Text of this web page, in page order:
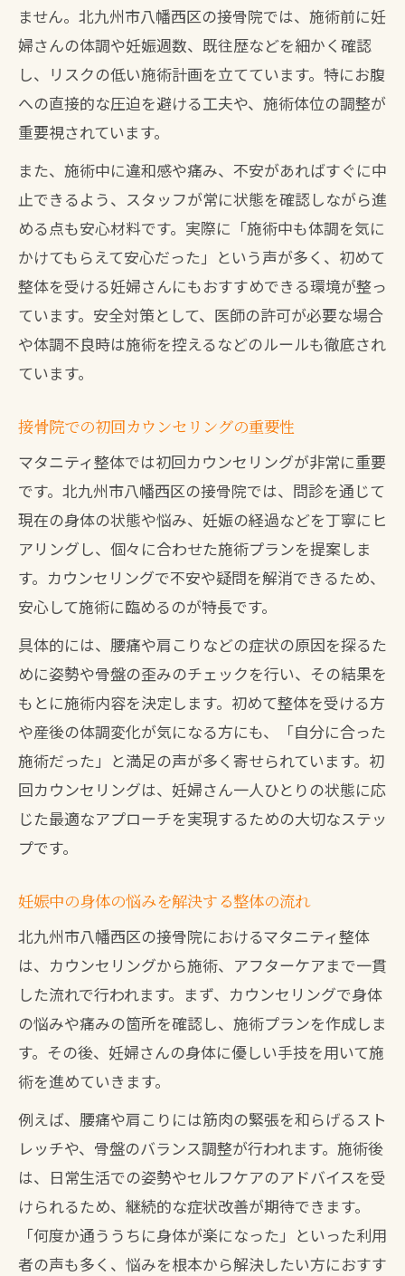
ません。北九州市八幡西区の接骨院では、施術前に妊
婦さんの体調や妊娠週数、既往歴などを細かく確認
し、リスクの低い施術計画を立てています。特にお腹
への直接的な圧迫を避ける工夫や、施術体位の調整が
重要視されています。
また、施術中に違和感や痛み、不安があればすぐに中
止できるよう、スタッフが常に状態を確認しながら進
める点も安心材料です。実際に「施術中も体調を気に
かけてもらえて安心だった」という声が多く、初めて
整体を受ける妊婦さんにもおすすめできる環境が整っ
ています。安全対策として、医師の許可が必要な場合
や体調不良時は施術を控えるなどのルールも徹底され
ています。
接骨院での初回カウンセリングの重要性
マタニティ整体では初回カウンセリングが非常に重要
です。北九州市八幡西区の接骨院では、問診を通じて
現在の身体の状態や悩み、妊娠の経過などを丁寧にヒ
アリングし、個々に合わせた施術プランを提案しま
す。カウンセリングで不安や疑問を解消できるため、
安心して施術に臨めるのが特長です。
具体的には、腰痛や肩こりなどの症状の原因を探るた
めに姿勢や骨盤の歪みのチェックを行い、その結果を
もとに施術内容を決定します。初めて整体を受ける方
や産後の体調変化が気になる方にも、「自分に合った
施術だった」と満足の声が多く寄せられています。初
回カウンセリングは、妊婦さん一人ひとりの状態に応
じた最適なアプローチを実現するための大切なステッ
プです。
妊娠中の身体の悩みを解決する整体の流れ
北九州市八幡西区の接骨院におけるマタニティ整体
は、カウンセリングから施術、アフターケアまで一貫
した流れで行われます。まず、カウンセリングで身体
の悩みや痛みの箇所を確認し、施術プランを作成しま
す。その後、妊婦さんの身体に優しい手技を用いて施
術を進めていきます。
例えば、腰痛や肩こりには筋肉の緊張を和らげるスト
レッチや、骨盤のバランス調整が行われます。施術後
は、日常生活での姿勢やセルフケアのアドバイスを受
けられるため、継続的な症状改善が期待できます。
「何度か通ううちに身体が楽になった」といった利用
者の声も多く、悩みを根本から解決したい方におすす